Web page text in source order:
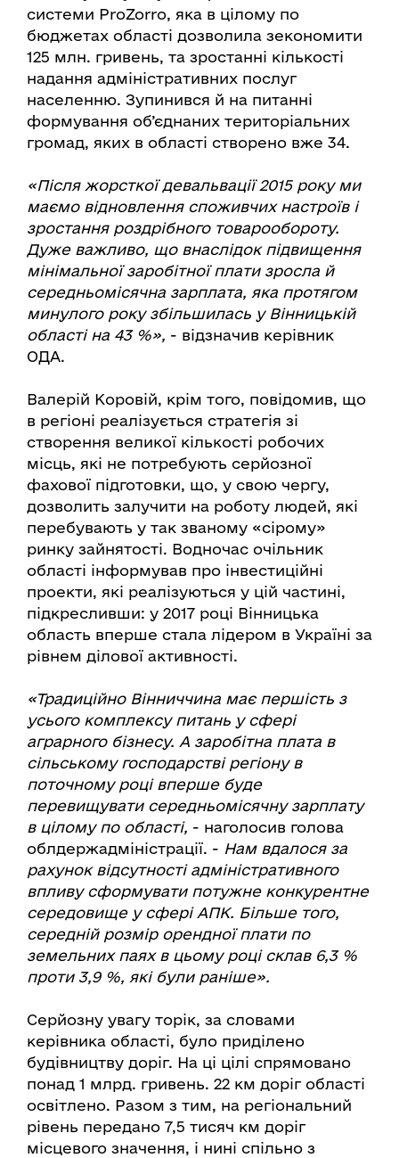
системи ProZorro, яка в цілому по
бюджетах області дозволила зекономити
125 млн. гривень, та зростанні кількості
надання адміністративних послуг
населенню. Зупинився й на питанні
формування об’єднаних територіальних
громад, яких в області створено вже 34.
«Після жорсткої девальвації 2015 року ми
маємо відновлення споживчих настроїв і
зростання роздрібного товарообороту.
Дуже важливо, що внаслідок підвищення
мінімальної заробітної плати зросла й
середньомісячна зарплата, яка протягом
минулого року збільшилась у Вінницькій
області на 43 %», - відзначив керівник
ОДА.
Валерій Коровій, крім того, повідомив, що
в регіоні реалізується стратегія зі
створення великої кількості робочих
місць, які не потребують серйозної
фахової підготовки, що, у свою чергу,
дозволить залучити на роботу людей, які
перебувають у так званому «сірому»
ринку зайнятості. Водночас очільник
області інформував про інвестиційні
проекти, які реалізуються у цій частині,
підкресливши: у 2017 році Вінницька
область вперше стала лідером в Україні за
рівнем ділової активності.
«Традиційно Вінниччина має першість з
усього комплексу питань у сфері
аграрного бізнесу. А заробітна плата в
сільському господарстві регіону в
поточному році вперше буде
перевищувати середньомісячну зарплату
в цілому по області, - наголосив голова
облдержадміністрації. - Нам вдалося за
рахунок відсутності адміністративного
впливу сформувати потужне конкурентне
середовище у сфері АПК. Більше того,
середній розмір орендної плати по
земельних паях в цьому році склав 6,3 %
проти 3,9 %, які були раніше».
Серйозну увагу торік, за словами
керівника області, було приділено
будівництву доріг. На ці цілі спрямовано
понад 1 млрд. гривень. 22 км доріг області
освітлено. Разом з тим, на регіональний
рівень передано 7,5 тисяч км доріг
місцевого значення, і нині спільно з